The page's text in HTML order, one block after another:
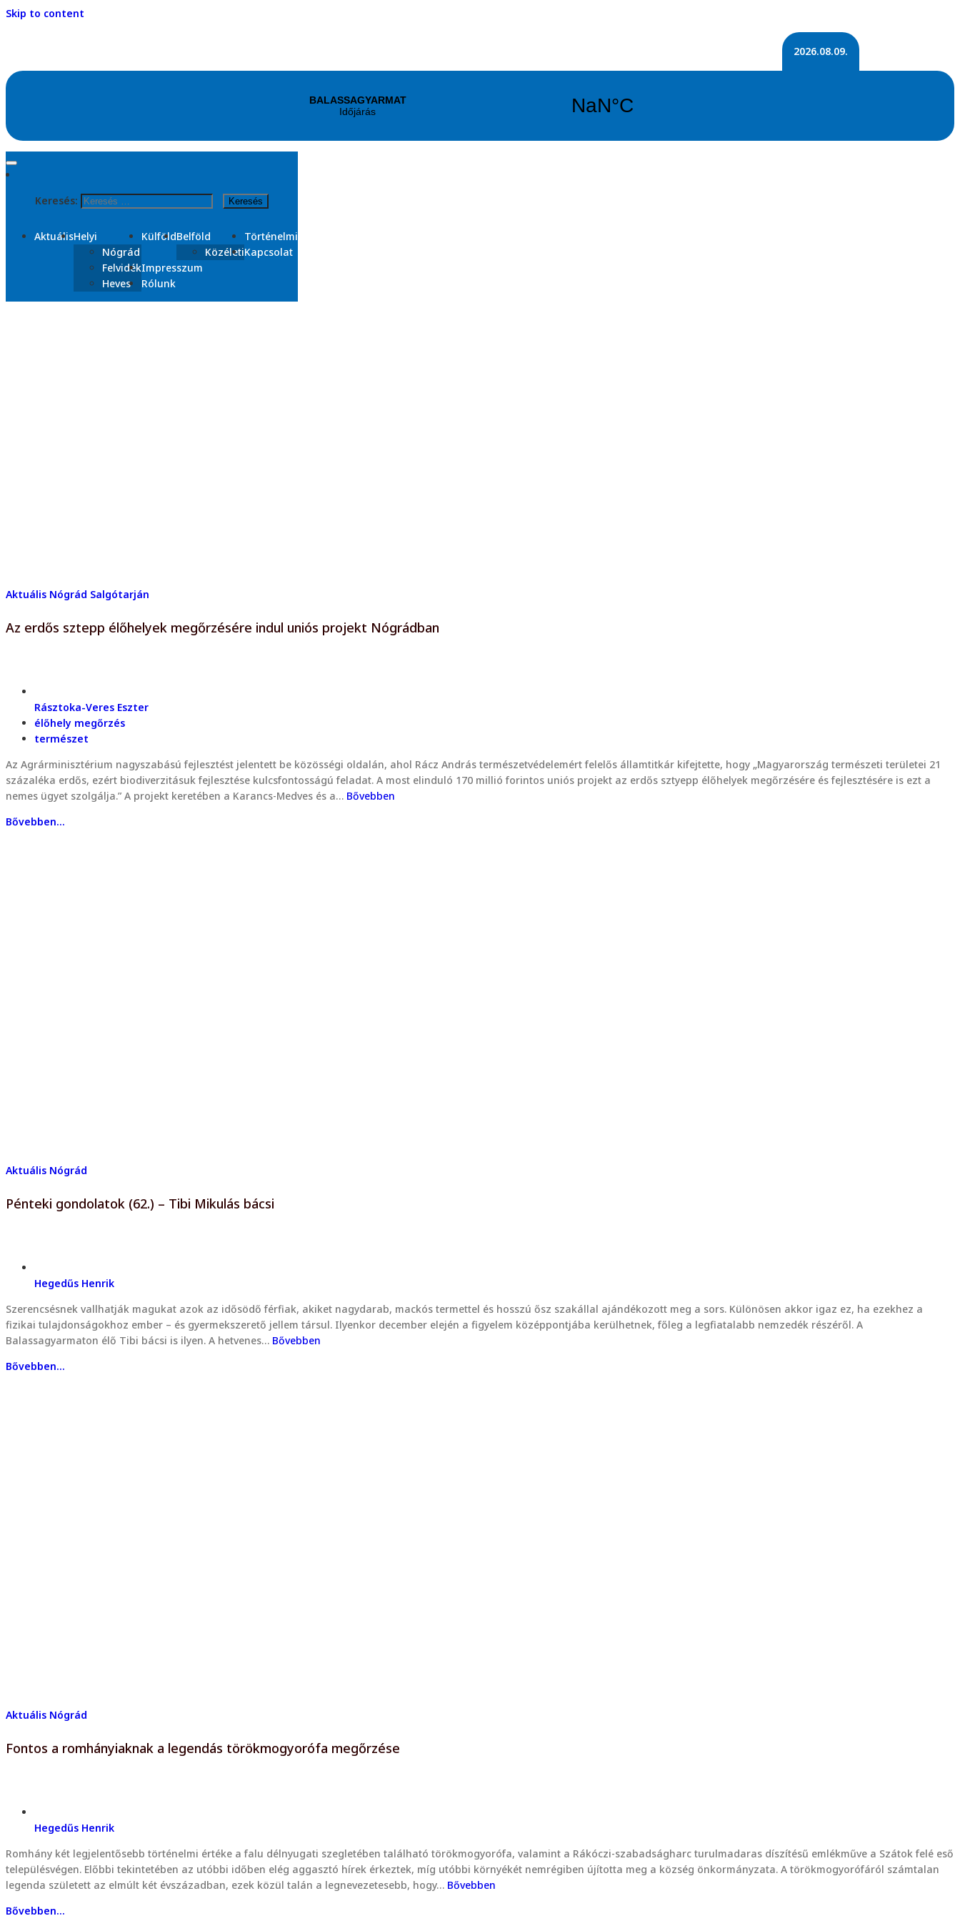
Skip to content
2026.08.09.
Keresés:
AktuálisHelyi
Nógrád
Felvidék
Heves
KülföldBelföld
Közéleti
Történelmi
Kapcsolat
Impresszum
Rólunk
december
Nap:2025. december 5.
Aktuális Nógrád Salgótarján
Az erdős sztepp élőhelyek megőrzésére indul uniós projekt Nógrádban
Rásztoka-Veres Eszter
élőhely megőrzés
természet
Az Agrárminisztérium nagyszabású fejlesztést jelentett be közösségi oldalán, ahol Rácz András természetvédelemért felelős államtitkár kifejtette, hogy „Magyarország természeti területei 21
százaléka erdős, ezért biodiverzitásuk fejlesztése kulcsfontosságú feladat. A most elinduló 170 millió forintos uniós projekt az erdős sztyepp élőhelyek megőrzésére és fejlesztésére is ezt a
nemes ügyet szolgálja.” A projekt keretében a Karancs-Medves és a… Bővebben
Bővebben...
Aktuális Nógrád
Pénteki gondolatok (62.) – Tibi Mikulás bácsi
Hegedűs Henrik
Szerencsésnek vallhatják magukat azok az idősödő férfiak, akiket nagydarab, mackós termettel és hosszú ősz szakállal ajándékozott meg a sors. Különösen akkor igaz ez, ha ezekhez a
fizikai tulajdonságokhoz ember – és gyermekszerető jellem társul. Ilyenkor december elején a figyelem középpontjába kerülhetnek, főleg a legfiatalabb nemzedék részéről. A
Balassagyarmaton élő Tibi bácsi is ilyen. A hetvenes… Bővebben
Bővebben...
Aktuális Nógrád
Fontos a romhányiaknak a legendás törökmogyorófa megőrzése
Hegedűs Henrik
Romhány két legjelentősebb történelmi értéke a falu délnyugati szegletében található törökmogyorófa, valamint a Rákóczi-szabadságharc turulmadaras díszítésű emlékműve a Szátok felé eső
településvégen. Előbbi tekintetében az utóbbi időben elég aggasztó hírek érkeztek, míg utóbbi környékét nemrégiben újította meg a község önkormányzata. A törökmogyorófáról számtalan
legenda született az elmúlt két évszázadban, ezek közül talán a legnevezetesebb, hogy… Bővebben
Bővebben...